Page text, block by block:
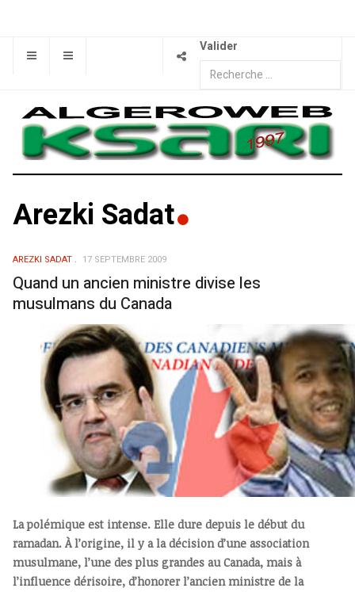
Valider
Arezki Sadat
AREZKI SADAT 17 SEPTEMBRE 2009
Quand un ancien ministre divise les
musulmans du Canada
La polémique est intense. Elle dure depuis le début du
ramadan. À l’origine, il y a la décision d’une association
musulmane, l’une des plus grandes au Canada, mais à
l’influence dérisoire, d’honorer l’ancien ministre de la